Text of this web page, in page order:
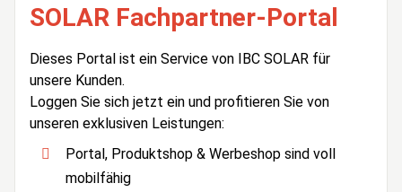
SOLAR Fachpartner-Portal
Dieses Portal ist ein Service von IBC SOLAR für
unsere Kunden.
Loggen Sie sich jetzt ein und profitieren Sie von
unseren exklusiven Leistungen:
Portal, Produktshop & Werbeshop sind voll
mobilfähig